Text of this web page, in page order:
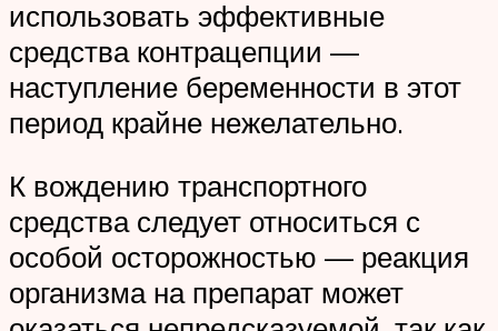
использовать эффективные
средства контрацепции —
наступление беременности в этот
период крайне нежелательно.
К вождению транспортного
средства следует относиться с
особой осторожностью — реакция
организма на препарат может